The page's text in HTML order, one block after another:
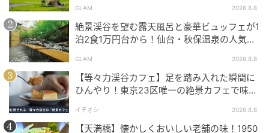
ロマンチックな窓辺
窓から差し込む柔らかな光と、シャンデリアのコント
ラストが美しく、北欧のアンティーク家具や小物は、
どれも長い年月を経て磨かれた独特の艶を放ちます。
GLAM 2026.8.8
絶景渓谷を望む露天風呂と豪華ビュッフェが1
泊2食1万円台から！仙台・秋保温泉の人気コ
GLAM 2026.8.8
【等々力渓谷カフェ】足を踏み入れた瞬間に
ひんやり！東京23区唯一の絶景カフェで味わ
イチオシ 2026.8.8
【天満橋】懐かしくおいしい老舗の味！1950